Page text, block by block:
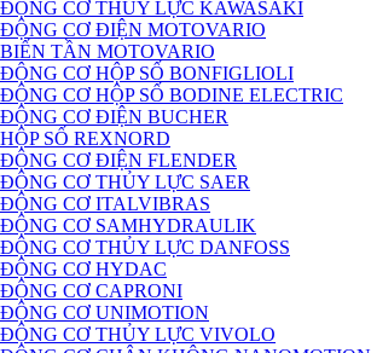
ĐỘNG CƠ THỦY LỰC KAWASAKI
ĐỘNG CƠ ĐIỆN MOTOVARIO
BIẾN TẦN MOTOVARIO
ĐỘNG CƠ HỘP SỐ BONFIGLIOLI
ĐỘNG CƠ HỘP SỐ BODINE ELECTRIC
ĐỘNG CƠ ĐIỆN BUCHER
HỘP SỐ REXNORD
ĐỘNG CƠ ĐIỆN FLENDER
ĐỘNG CƠ THỦY LỰC SAER
ĐỘNG CƠ ITALVIBRAS
ĐỘNG CƠ SAMHYDRAULIK
ĐỘNG CƠ THỦY LỰC DANFOSS
ĐỘNG CƠ HYDAC
ĐỘNG CƠ CAPRONI
ĐỘNG CƠ UNIMOTION
ĐỘNG CƠ THỦY LỰC VIVOLO